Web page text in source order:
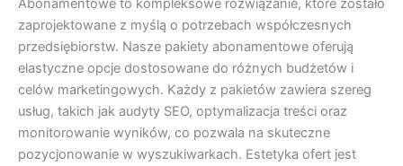
Abonamentowe to kompleksowe rozwiązanie, które zostało
zaprojektowane z myślą o potrzebach współczesnych
przedsiębiorstw. Nasze pakiety abonamentowe oferują
elastyczne opcje dostosowane do różnych budżetów i
celów marketingowych. Każdy z pakietów zawiera szereg
usług, takich jak audyty SEO, optymalizacja treści oraz
monitorowanie wyników, co pozwala na skuteczne
pozycjonowanie w wyszukiwarkach. Estetyka ofert jest